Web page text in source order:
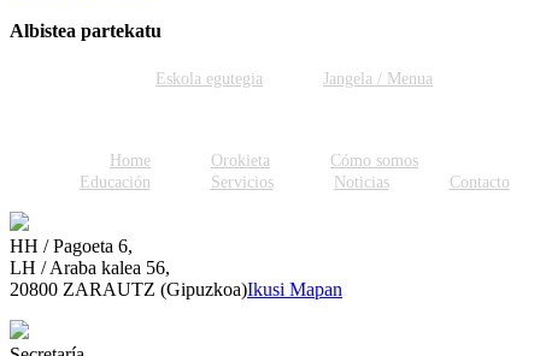
Albistea partekatu
Eskola egutegia Jangela / Menua
Home Orokieta
Cómo somos
Educación
Servicios Noticias Contacto
HH / Pagoeta 6,
LH / Araba kalea 56,
20800 ZARAUTZ (Gipuzkoa)Ikusi Mapan